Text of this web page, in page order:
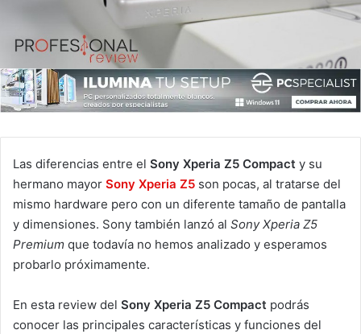
Las diferencias entre el Sony Xperia Z5 Compact y su
hermano mayor Sony Xperia Z5 son pocas, al tratarse del
mismo hardware pero con un diferente tamaño de pantalla
y dimensiones. Sony también lanzó al Sony Xperia Z5
Premium que todavía no hemos analizado y esperamos
probarlo próximamente.
En esta review del Sony Xperia Z5 Compact podrás
conocer las principales características y funciones del